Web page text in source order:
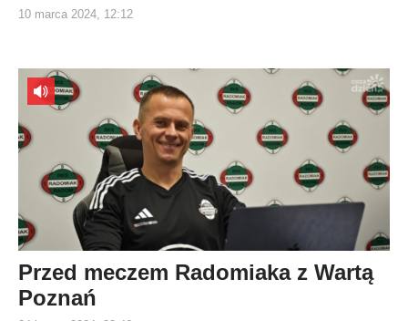
10 marca 2024, 12:12
Przed meczem Radomiaka z Wartą
Poznań